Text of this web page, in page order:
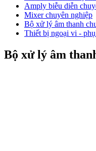
Amply biễu diễn
Mixer chuyên nghiệp
Bộ xử lý âm thanh
Thiết bị ngoại vi -
Bộ xử lý âm